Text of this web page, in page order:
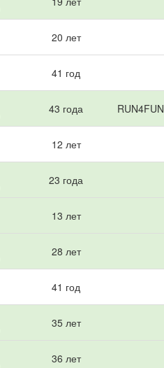
20 лет
41 год
43 года RUN4FUN
12 лет
23 года
13 лет
28 лет
41 год
35 лет
36 лет